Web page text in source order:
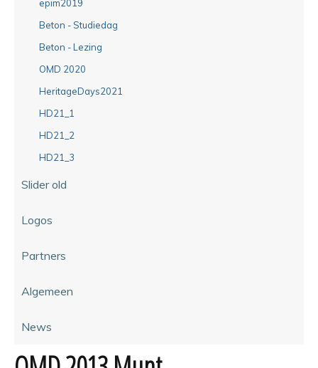
epim2019
Beton - Studiedag
Beton - Lezing
OMD 2020
HeritageDays2021
HD21_1
HD21_2
HD21_3
Slider old
Logos
Partners
Algemeen
News